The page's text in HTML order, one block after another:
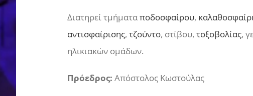
Διατηρεί τμήματαποδοσφαίρου,
αντισφαίρισης,τζούντο, στίβου,τοξοβολίας,
ηλικιακών ομάδων.
Πρόεδρος: Απόστολος Κωστούλας